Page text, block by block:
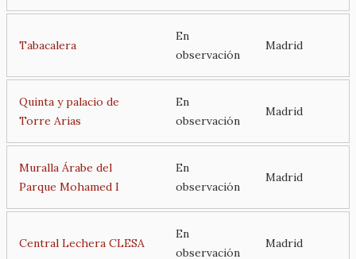
Tabacalera
En
observación
Madrid
Quinta y palacio de
Torre Arias
En
observación
Madrid
Muralla Árabe del
Parque Mohamed I
En
observación
Madrid
Central Lechera CLESA
En
observación
Madrid